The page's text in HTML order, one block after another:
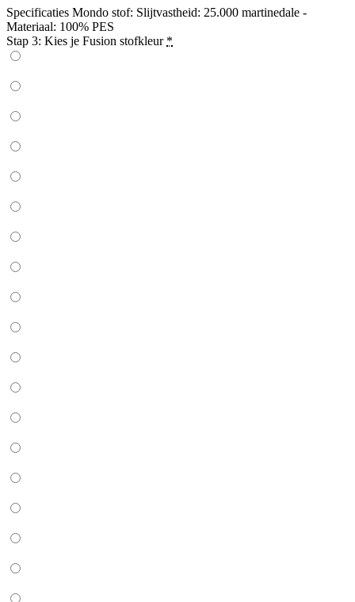
Specificaties Mondo stof: Slijtvastheid: 25.000 martinedale -
Materiaal: 100% PES
Stap 3: Kies je Fusion stofkleur *